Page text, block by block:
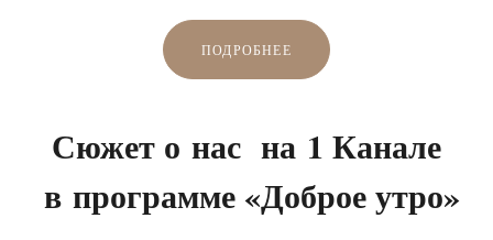
ПОДРОБНЕЕ
Сюжет о нас на 1 Канале
в программе «Доброе утро»